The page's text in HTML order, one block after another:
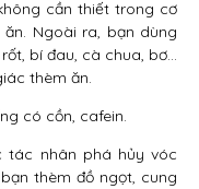
cần thiết trong cơ
Ngoài ra, bạn dùng
bí đau, cà chua, bơ…
thèm ăn.
có cồn, cafein.
tác nhân phá hủy vóc
thèm đồ ngọt, cung